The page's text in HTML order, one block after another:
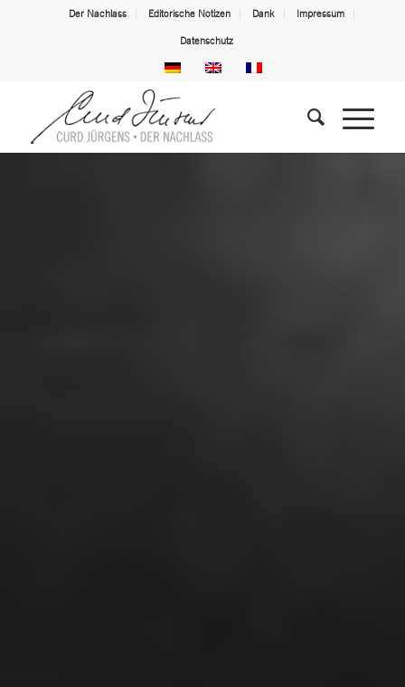
Der Nachlass Editorische Notizen Dank Impressum
Datenschutz